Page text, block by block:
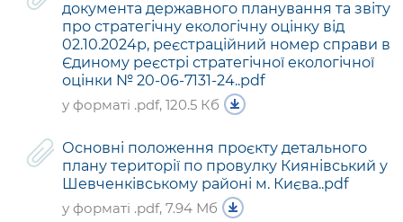
документа державного планування та звіту
про стратегічну екологічну оцінку від
02.10.2024р, реєстраційний номер справи в
Єдиному реєстрі стратегічної екологічної
оцінки № 20-06-7131-24..pdf
у форматі .pdf, 120.5 Кб
Основні положення проєкту детального
плану території по провулку Киянівський у
Шевченківському районі м. Києва..pdf
у форматі .pdf, 7.94 Мб